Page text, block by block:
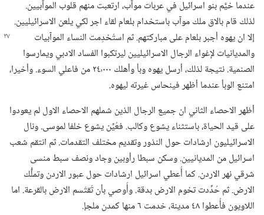
عندما خيَّم بنو اسرائيل في عربات موآب،‏ ارتعبت منهم قلوب الموآبيين.‏
لذلك قام بالاق ملك موآب باستخدام بلعام لقاء اجر لكي يلعن الاسرائيليين.‏
إلا ان يهوه أجبر بلعام على مباركتهم.‏ثم استُخدِمت النساء الموآبيات
والمديانيات لإغواء الرجال الاسرائيليين ليرتكبوا الفساد الادبي ويمارسوا
الصنمية.‏ نتيجة لذلك،‏ أرسل يهوه وبأ وأهلك ٢٤٬٠٠٠ من فاعلي السوء.‏ وأخيرا،‏
امتنع الوبأ عندما أظهر فينحاس غيرته ليهوه.‏
أظهر الاحصاء الثاني ان جميع الرجال الذين شملهم الاحصاء الاول لم يعودوا
على قيد الحياة،‏ باستثناء يشوع وكالب.‏ فعُيِّن يشوع خلفا لموسى.‏ ونال
الاسرائيليون ارشادات حول النذور وتقديم مختلف التقدمات.‏ ثم انتقم شعب
اسرائيل من المديانيين.‏ وسكن سبطا رأوبين وجاد ونصف سبط منسى
شرقي نهر الاردن.‏ كما أُعطي اسرائيل ارشادات حول عبور الاردن وتملُّك
الارض.‏ ثم حُدِّدت تخوم الارض بدقة.‏ وأُوصي بأن تُقتَسم الارض بالقرعة.‏ اما
اللاويون فأُعطوا ٤٨ مدينة،‏ خدمت ٦ منها كمدن ملجإ.‏